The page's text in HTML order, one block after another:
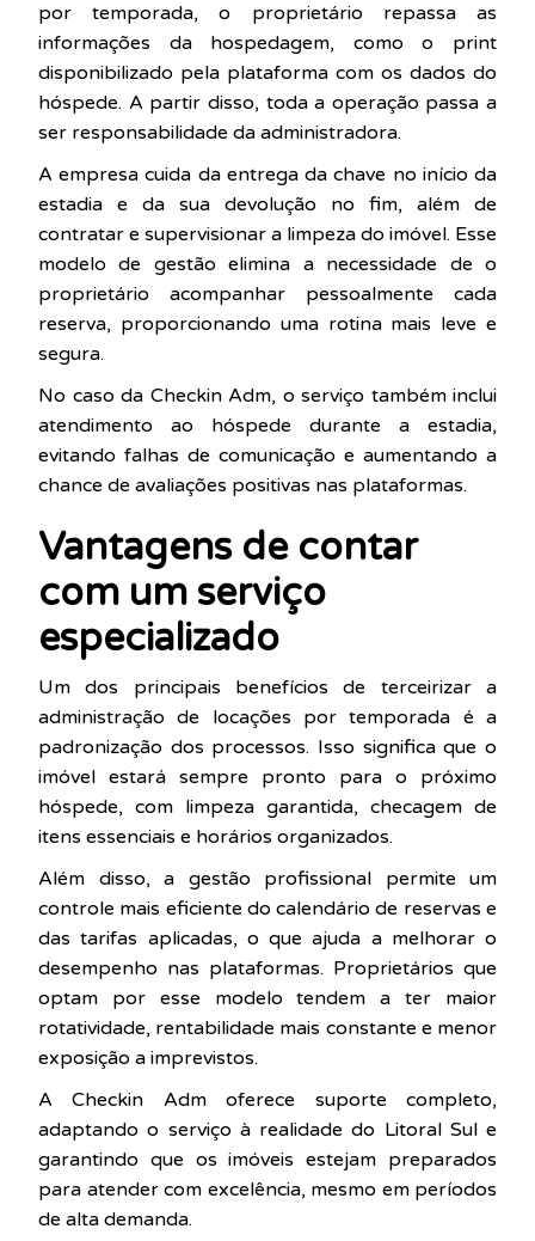
por temporada, o proprietário repassa as
informações da hospedagem, como o print
disponibilizado pela plataforma com os dados do
hóspede. A partir disso, toda a operação passa a
ser responsabilidade da administradora.
A empresa cuida da entrega da chave no início da
estadia e da sua devolução no fim, além de
contratar e supervisionar a limpeza do imóvel. Esse
modelo de gestão elimina a necessidade de o
proprietário acompanhar pessoalmente cada
reserva, proporcionando uma rotina mais leve e
segura.
No caso da Checkin Adm, o serviço também inclui
atendimento ao hóspede durante a estadia,
evitando falhas de comunicação e aumentando a
chance de avaliações positivas nas plataformas.
Vantagens de contar
com um serviço
especializado
Um dos principais benefícios de terceirizar a
administração de locações por temporada é a
padronização dos processos. Isso significa que o
imóvel estará sempre pronto para o próximo
hóspede, com limpeza garantida, checagem de
itens essenciais e horários organizados.
Além disso, a gestão profissional permite um
controle mais eficiente do calendário de reservas e
das tarifas aplicadas, o que ajuda a melhorar o
desempenho nas plataformas. Proprietários que
optam por esse modelo tendem a ter maior
rotatividade, rentabilidade mais constante e menor
exposição a imprevistos.
A Checkin Adm oferece suporte completo,
adaptando o serviço à realidade do Litoral Sul e
garantindo que os imóveis estejam preparados
para atender com excelência, mesmo em períodos
de alta demanda.